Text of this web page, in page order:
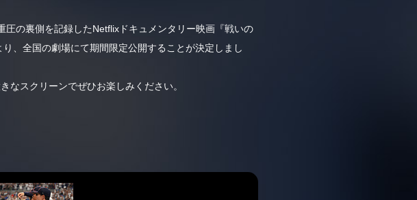
の裏側を記録したNetflixドキュメンタリー映画『戦いの
、全国の劇場にて期間限定公開することが決定しまし
なスクリーンでぜひお楽しみください。